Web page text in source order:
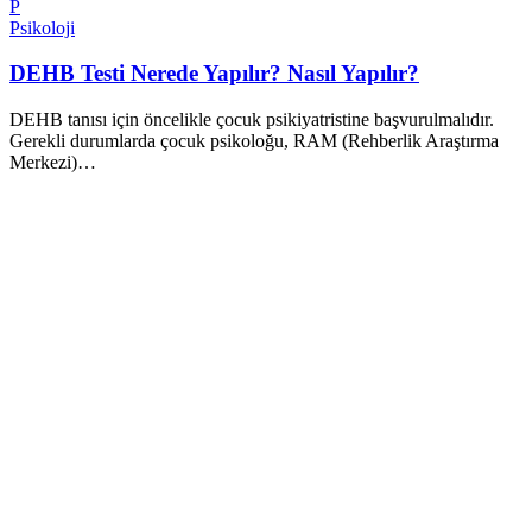
P
Psikoloji
DEHB Testi Nerede Yapılır? Nasıl Yapılır?
DEHB tanısı için öncelikle çocuk psikiyatristine başvurulmalıdır.
Gerekli durumlarda çocuk psikoloğu, RAM (Rehberlik Araştırma
Merkezi)…